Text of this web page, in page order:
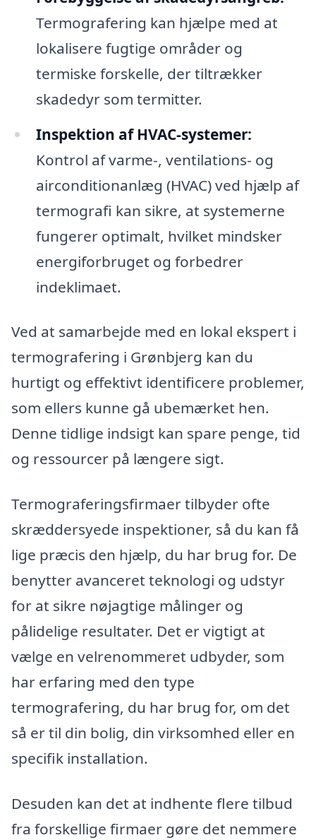
Termografering kan hjælpe med at
lokalisere fugtige områder og
termiske forskelle, der tiltrækker
skadedyr som termitter.
Inspektion af HVAC-systemer:
Kontrol af varme-, ventilations- og
airconditionanlæg (HVAC) ved hjælp af
termografi kan sikre, at systemerne
fungerer optimalt, hvilket mindsker
energiforbruget og forbedrer
indeklimaet.
Ved at samarbejde med en lokal ekspert i
termografering i Grønbjerg kan du
hurtigt og effektivt identificere problemer,
som ellers kunne gå ubemærket hen.
Denne tidlige indsigt kan spare penge, tid
og ressourcer på længere sigt.
Termograferingsfirmaer tilbyder ofte
skræddersyede inspektioner, så du kan få
lige præcis den hjælp, du har brug for. De
benytter avanceret teknologi og udstyr
for at sikre nøjagtige målinger og
pålidelige resultater. Det er vigtigt at
vælge en velrenommeret udbyder, som
har erfaring med den type
termografering, du har brug for, om det
så er til din bolig, din virksomhed eller en
specifik installation.
Desuden kan det at indhente flere tilbud
fra forskellige firmaer gøre det nemmere